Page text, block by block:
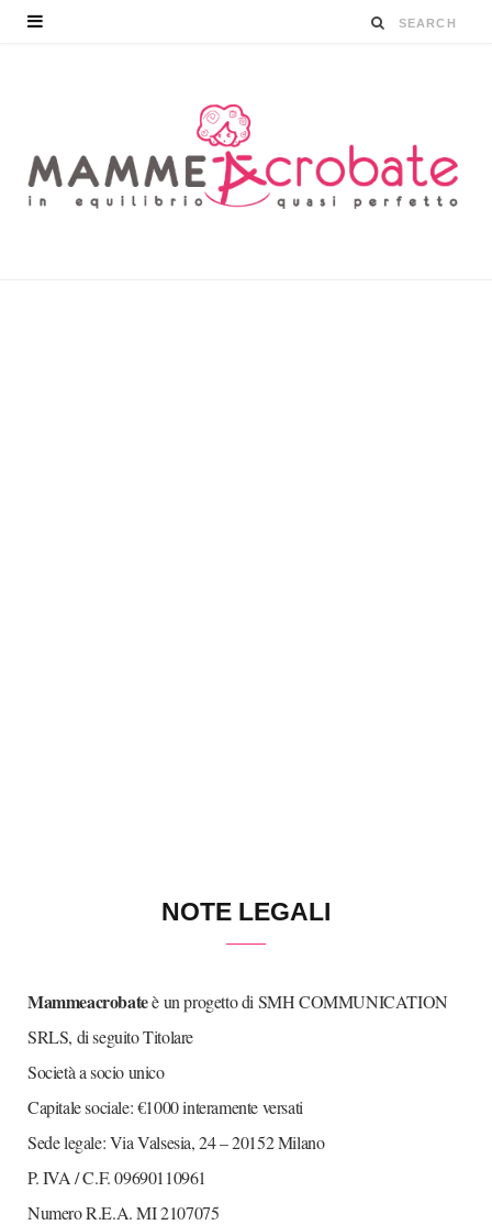
NOTE LEGALI
Mammeacrobateè un progetto di SMH COMMUNICATION
SRLS, di seguito Titolare
Società a socio unico
Capitale sociale: €1000 interamente versati
Sede legale: Via Valsesia, 24 – 20152 Milano
P. IVA / C.F. 09690110961
Numero R.E.A. MI 2107075